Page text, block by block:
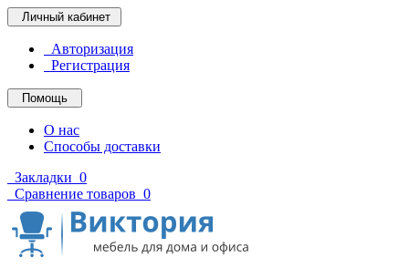
Личный кабинет
Авторизация
Регистрация
Помощь
О нас
Способы доставки
Закладки 0
Сравнение товаров 0